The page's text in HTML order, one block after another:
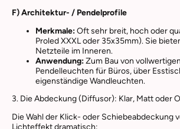
F) Architektur- / Pendelprofile
Merkmale:Oft sehr breit, hoch oder
Proled XXXL oder 35x35mm). Sie
Netzteile im Inneren.
Anwendung:Zum Bau von
Pendelleuchten für Büros, über
eigenständige Wandleuchten.
3. Die Abdeckung (Diffusor): Klar, Matt oder
Die Wahl der Klick- oder Schiebeabdeckung
Lichteffekt dramatisch: